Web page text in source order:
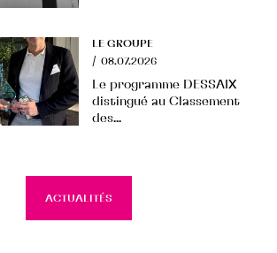
LE GROUPE
/ 08.07.2026
Le programme DESSAIX
distingué au Classement
des...
ACTUALITÉS